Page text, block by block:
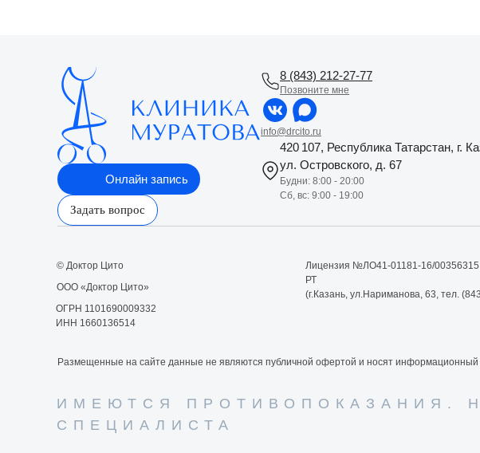
Онлайн запись
Задать вопрос
8 (843) 212-27-77
Позвоните мне
info@drcito.ru
420 107, Республика Татарстан, г.
ул. Островского, д. 67
Будни: 8:00 - 20:00
Сб, вс: 9:00 - 19:00
Размещенные на сайте данные не являются публичной офертой и носят информационный
Лицензия №ЛО41-01181-16/
РТ
(г.Казань, ул.Нариманова, 63, тел.
ИМЕЮТСЯ ПРОТИВОПОКАЗАНИЯ.
СПЕЦИАЛИСТА
ООО «Доктор Цито»
© Доктор Цито
ОГРН 1101690009332
ИНН 1660136514